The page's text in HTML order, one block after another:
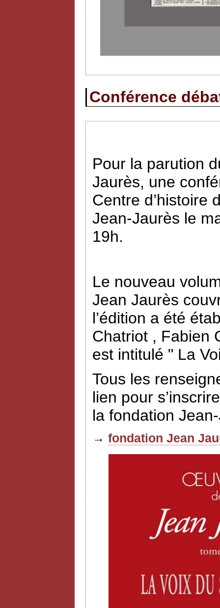
Conférence
Pour la parution
Jaurès, une
Centre d’histoire
Jean-Jaurès le
19h.
Le nouveau
Jean Jaurès
l’édition a été
Chatriot , Fabien
est intitulé " La
Tous les
lien pour
la fondation
→ fondation Jean